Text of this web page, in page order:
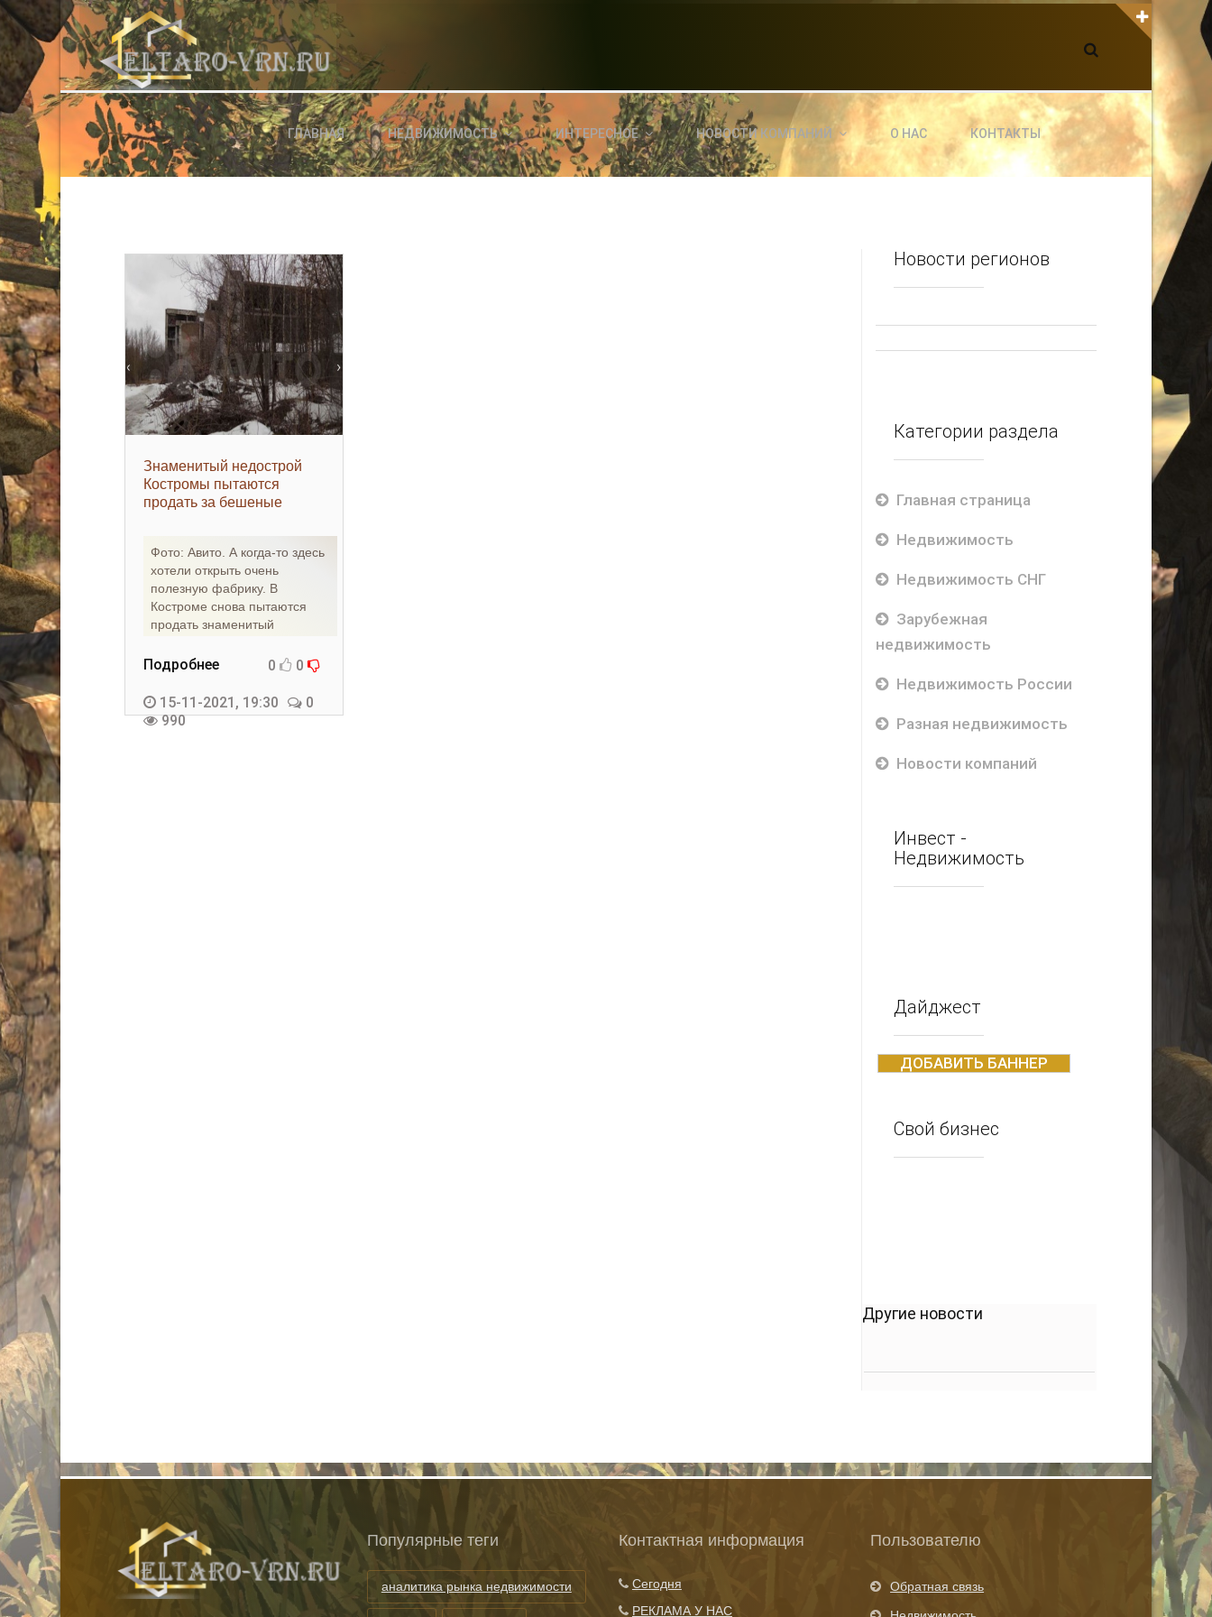
АВТОРИЗАЦИЯ НА САЙТЕ
Чужой компьютер Забыли пароль?
Регистрация
КАК С НАМИ СВЯЗАТЬСЯ
axin.ed@yandex.ru
yrikf40@gmail.com
Eltaro-Vrn.ru
ГЛАВНАЯ НЕДВИЖИМОСТЬ ИНТЕРЕСНОЕ НОВОСТИ КОМПАНИЙ О НАС КОНТАКТЫ
Знаменитый недострой
Костромы пытаются
продать за бешеные
Фото: Авито. А когда-то здесь
хотели открыть очень
полезную фабрику. В
Костроме снова пытаются
продать знаменитый
находится
Подробнее 0 0
15-11-2021, 19:30
0
990
Новости регионов
Категории раздела
Главная страница
Недвижимость
Недвижимость СНГ
Зарубежная
недвижимость
Недвижимость России
Разная недвижимость
Новости компаний
Инвест -
Недвижимость
Дайджест
ДОБАВИТЬ БАННЕР
Свой бизнес
Другие новости
Популярные теги
аналитика рынка недвижимости
Контактная информация
Сегодня
РЕКЛАМА У НАС
Пользователю
Обратная связь